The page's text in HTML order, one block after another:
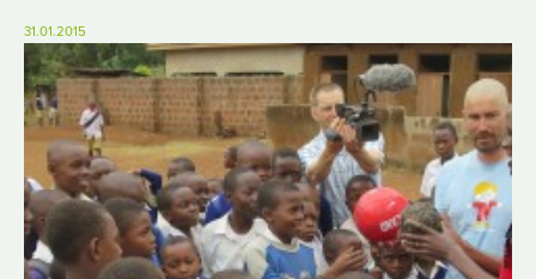
31.01.2015